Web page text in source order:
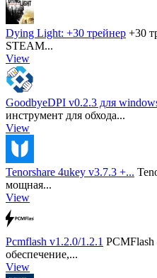
Dying Light: +30 трейнер +30
STEAM...
View
GoodbyeDPI v0.2.3 для
инструмент для обхода...
View
Tenorshare 4ukey v3.7.3 +...
мощная...
View
Pcmflash v1.2.0/1.2.1
обеспечение,...
View